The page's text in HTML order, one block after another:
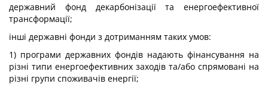
державний фонд декарбонізації та енергоефективної
трансформації;
інші державні фонди з дотриманням таких умов:
1) програми державних фондів надають фінансування на
різні типи енергоефективних заходів та/або спрямовані на
різні групи споживачів енергії;